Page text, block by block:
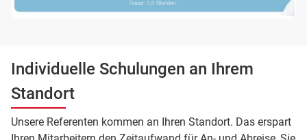
Individuelle Schulungen an Ihrem
Standort
Unsere Referenten kommen an Ihren Standort. Das erspart